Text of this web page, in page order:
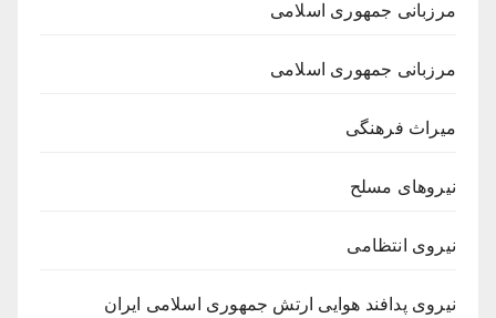
مرزبانی جمهوری اسلامی
مرزبانی جمهوری اسلامی
میراث فرهنگی
نیروهای مسلح
نیروی انتظامی
نیروی پدافند هوایی ارتش جمهوری اسلامی ایران